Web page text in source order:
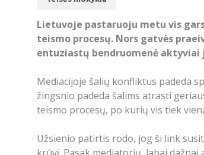
Lietuvoje pastaruoju metu vis
teismo procesų. Nors gatvės
entuziastų bendruomenė
Mediacijoje šalių konfliktus padeda
žingsnio padeda šalims atrasti
teismo procesų, po kurių vis tiek
Užsienio patirtis rodo, jog ši link